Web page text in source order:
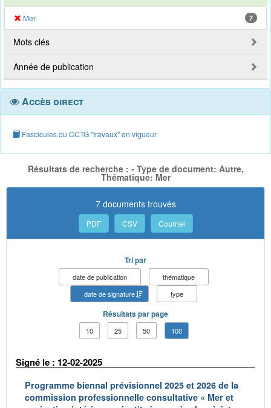
Mer 7
Mots clés
Année de publication
Accès direct
Fascicules du CCTG "travaux" en vigueur
Résultats de recherche : - Type de document: Autre,
Thématique: Mer
7 documents trouvés
PDF CSV Courriel
Tri par
date de publication
thématique
date de signature
type
Résultats par page
10 25 50 100
Signé le : 12-02-2025
Programme biennal prévisionnel 2025 et 2026 de la
commission professionnelle consultative « Mer et